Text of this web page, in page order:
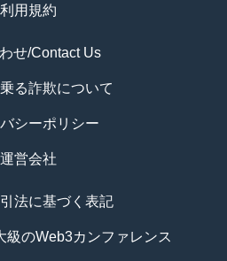
利用規約
せ/Contact Us
る詐欺について
シーポリシー
運営会社
法に基づく表記
級のWeb3カンファレンス